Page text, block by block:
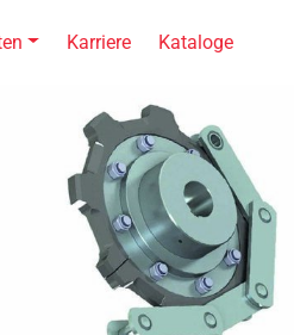
Karriere Kataloge